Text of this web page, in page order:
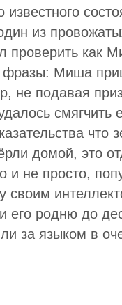
из
как
Миша
не подавая
смягчить
что
домой, это
не просто,
его родню до
за языком в